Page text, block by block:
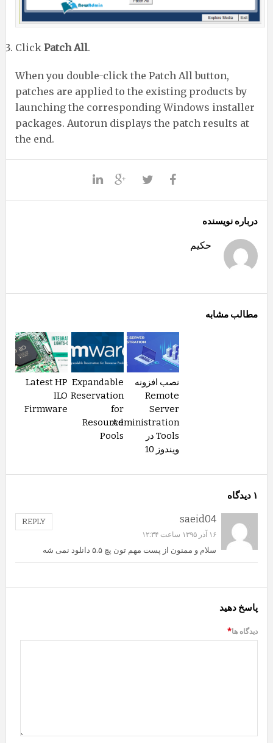
Click Patch All.
When you double-click the Patch All button,
patches are applied to the existing products by
launching the corresponding Windows installer
packages. Autorun displays the patch results at
the end.
درباره نویسنده
حکیم
مطالب مشابه
Latest HP
ILO
Firmware
Expandable
Reservation
for
Resource
Pools
نصب افزونه
Remote
Server
Administration
Tools در
ویندوز 10
۱ دیدگاه
saeid04
REPLY
۱۶ آذر ۱۳۹۵ ساعت ۱۲:۳۴
سلام و ممنون از پست مهم تون پچ ۵.۵ دانلود نمی شه
پاسخ دهید
دیدگاه ها*